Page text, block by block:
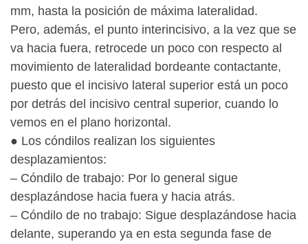
mm, hasta la posición de máxima lateralidad.
Pero, además, el punto interincisivo, a la vez que se
va hacia fuera, retrocede un poco con respecto al
movimiento de lateralidad bordeante contactante,
puesto que el incisivo lateral superior está un poco
por detrás del incisivo central superior, cuando lo
vemos en el plano horizontal.
● Los cóndilos realizan los siguientes
desplazamientos:
– Cóndilo de trabajo: Por lo general sigue
desplazándose hacia fuera y hacia atrás.
– Cóndilo de no trabajo: Sigue desplazándose hacia
delante, superando ya en esta segunda fase de